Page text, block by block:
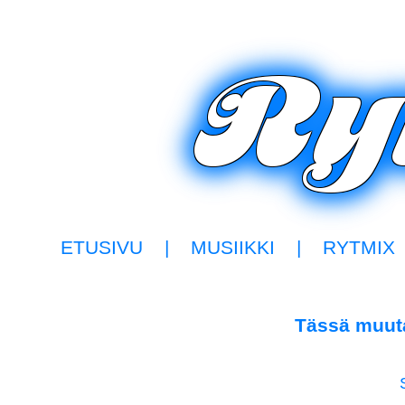
ETUSIVU | MUSIIKKI | RYTMIX
Tässä